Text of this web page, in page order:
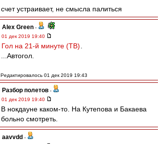
счет устраивает, не смысла палиться
Alex Green -
01 дек 2019 19:40
Гол на 21-й минуте (ТВ)
...Автогол.
Редактировалось 01 дек 2019 19:43
Разбор полетов -
01 дек 2019 19:40
В нокдауне каком-то. На Кутепова и Бакаева
больно смотреть.
aavvdd -